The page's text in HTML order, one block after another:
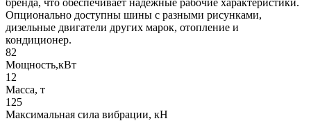
Опционально доступны шины с разными рисунками,
дизельные двигатели других марок, отопление и
кондиционер.
82
Мощность,кВт
12
Масса, т
125
Максимальная сила вибрации, кН